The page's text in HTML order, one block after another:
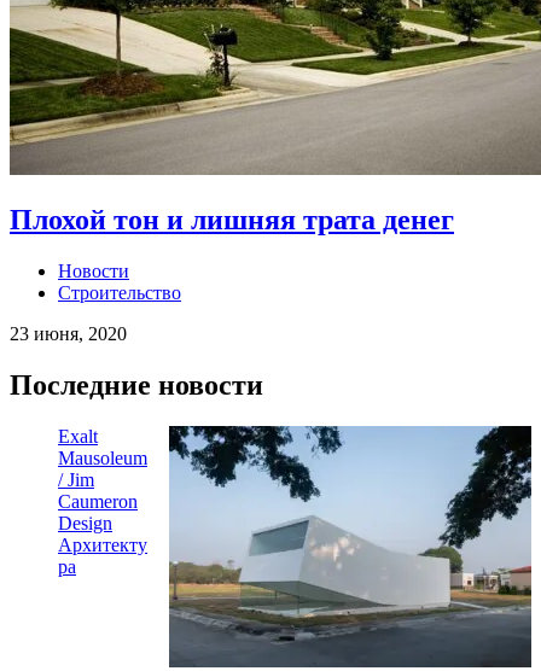
Плохой тон и лишняя трата денег
Новости
Строительство
23 июня, 2020
Последние новости
Exalt
Mausoleum
/ Jim
Caumeron
Design
Архитекту
ра